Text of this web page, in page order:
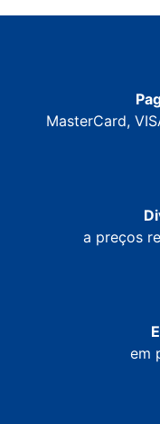
MasterCard,
a preços
em